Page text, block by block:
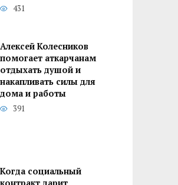
431
Алексей Колесников
помогает аткарчанам
отдыхать душой и
накапливать силы для
дома и работы
391
Когда социальный